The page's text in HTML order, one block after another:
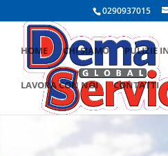
0290937015
HOME CHI SIAMO PULIZIE
LAVORA CON NOI CONTATTI